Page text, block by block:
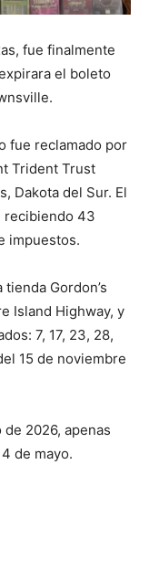
fue finalmente
el boleto
fue reclamado por
Trident Trust
Dakota del Sur. El
recibiendo 43
impuestos.
Gordon’s
Island Highway, y
7, 17, 23, 28,
15 de noviembre
2026, apenas
de mayo.